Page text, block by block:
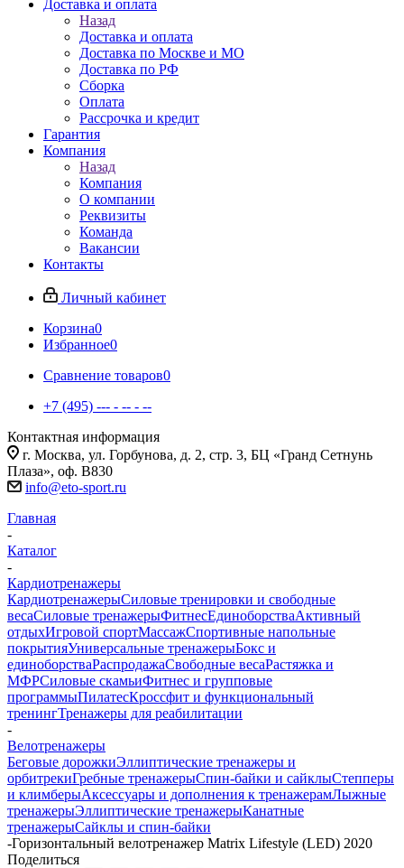
Доставка и оплата
Назад
Доставка и оплата
Доставка по Москве и МО
Доставка по РФ
Сборка
Оплата
Рассрочка и кредит
Гарантия
Компания
Назад
Компания
О компании
Реквизиты
Команда
Вакансии
Контакты
Личный кабинет
Корзина0
Избранное0
Сравнение товаров0
+7 (495) --- - -- - --
Контактная информация
г. Москва, ул. Горбунова, д. 2, стр. 3, БЦ «Гранд Сетнунь
Плаза», оф. В830
info@eto-sport.ru
Главная
-
Каталог
-
Кардиотренажеры
КардиотренажерыСиловые тренировки и свободные
весаСиловые тренажерыФитнесЕдиноборстваАктивный
отдыхИгровой спортМассажСпортивные напольные
покрытияУниверсальные тренажерыБокс и
единоборстваРаспродажаСвободные весаРастяжка и
МФРСиловые скамьиФитнес и групповые
программыПилатесКроссфит и функциональный
тренингТренажеры для реабилитации
-
Велотренажеры
Беговые дорожкиЭллиптические тренажеры и
орбитрекиГребные тренажерыСпин-байки и сайклыСтепперы
и климберыАксессуары и дополнения к тренажерамЛыжные
тренажерыЭллиптические тренажерыКанатные
тренажерыСайклы и спин-байки
-Горизонтальный велотренажер Matrix Lifestyle (LED) 2020
Поделиться